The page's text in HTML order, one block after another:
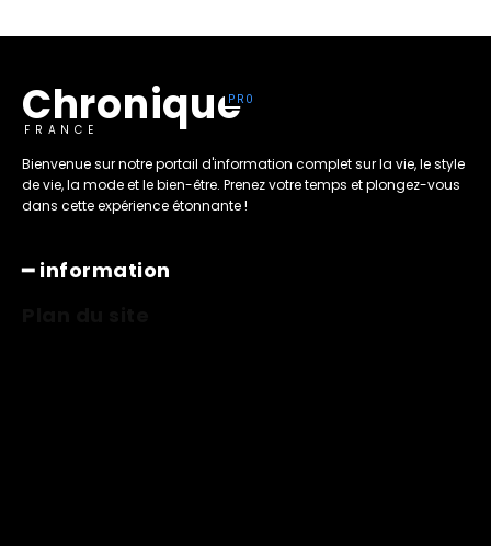
Chronique
FRANCE
Bienvenue sur notre portail d'information complet sur la vie, le style
de vie, la mode et le bien-être. Prenez votre temps et plongez-vous
dans cette expérience étonnante !
━ information